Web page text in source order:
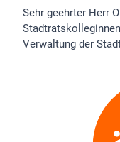
Sehr geehrter Herr
Verwaltung der